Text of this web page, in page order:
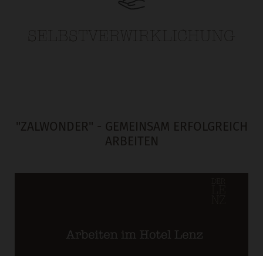
SELBSTVERWIRKLICHUNG
"ZALWONDER" - GEMEINSAM ERFOLGREICH
ARBEITEN